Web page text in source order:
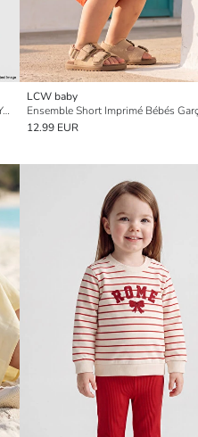
Ensemble de Survêtement Imprimé New York Bébés Garçons
LCW baby
Ensemble Short Imprimé Bébés
12.99 EUR